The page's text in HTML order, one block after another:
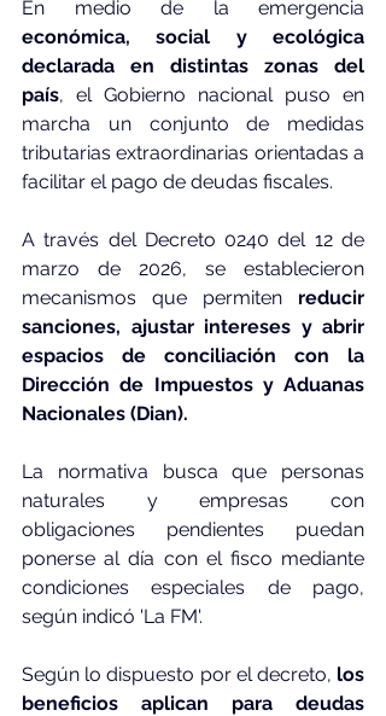
En medio de la emergencia
económica, social y ecológica
declarada en distintas zonas del
país, el Gobierno nacional puso en
marcha un conjunto de medidas
tributarias extraordinarias orientadas a
facilitar el pago de deudas fiscales.
A través del Decreto 0240 del 12 de
marzo de 2026, se establecieron
mecanismos que permiten reducir
sanciones, ajustar intereses y abrir
espacios de conciliación con la
Dirección de Impuestos y Aduanas
Nacionales (Dian).
La normativa busca que personas
naturales y empresas con
obligaciones pendientes puedan
ponerse al día con el fisco mediante
condiciones especiales de pago,
según indicó 'La FM'.
Según lo dispuesto por el decreto, los
beneficios aplican para deudas